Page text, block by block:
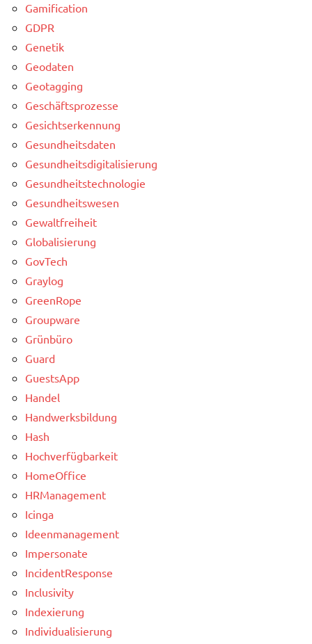
Gamification
GDPR
Genetik
Geodaten
Geotagging
Geschäftsprozesse
Gesichtserkennung
Gesundheitsdaten
Gesundheitsdigitalisierung
Gesundheitstechnologie
Gesundheitswesen
Gewaltfreiheit
Globalisierung
GovTech
Graylog
GreenRope
Groupware
Grünbüro
Guard
GuestsApp
Handel
Handwerksbildung
Hash
Hochverfügbarkeit
HomeOffice
HRManagement
Icinga
Ideenmanagement
Impersonate
IncidentResponse
Inclusivity
Indexierung
Individualisierung